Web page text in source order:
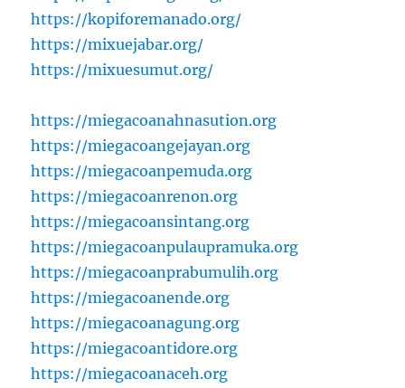
https://kopiforemanado.org/
https://mixuejabar.org/
https://mixuesumut.org/
https://miegacoanahnasution.org
https://miegacoangejayan.org
https://miegacoanpemuda.org
https://miegacoanrenon.org
https://miegacoansintang.org
https://miegacoanpulaupramuka.org
https://miegacoanprabumulih.org
https://miegacoanende.org
https://miegacoanagung.org
https://miegacoantidore.org
https://miegacoanaceh.org